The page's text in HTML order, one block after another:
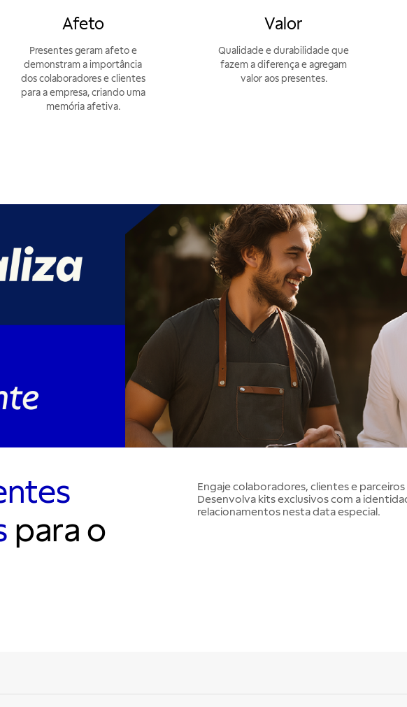
Afeto
Presentes geram afeto e
demonstram a importância
dos colaboradores e clientes
para a empresa, criando uma
memória afetiva.
Valor
Qualidade e durabilidade que
fazem a diferença e agregam
valor aos presentes.
para o
Engaje colaboradores, clientes e
Desenvolva kits exclusivos com a
relacionamentos nesta data especial.